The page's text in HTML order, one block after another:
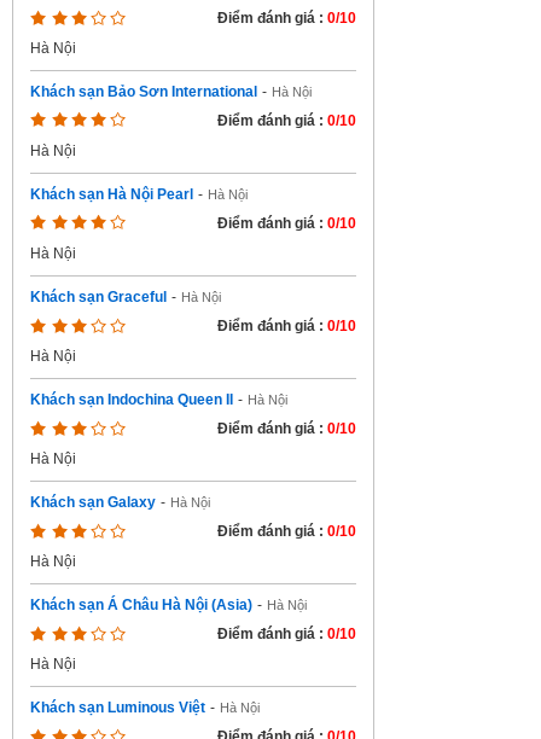
Điểm đánh giá : 0/10
Hà Nội
Khách sạn Bảo Sơn International - Hà Nội
Điểm đánh giá : 0/10
Hà Nội
Khách sạn Hà Nội Pearl - Hà Nội
Điểm đánh giá : 0/10
Hà Nội
Khách sạn Graceful - Hà Nội
Điểm đánh giá : 0/10
Hà Nội
Khách sạn Indochina Queen II - Hà Nội
Điểm đánh giá : 0/10
Hà Nội
Khách sạn Galaxy - Hà Nội
Điểm đánh giá : 0/10
Hà Nội
Khách sạn Á Châu Hà Nội (Asia) - Hà Nội
Điểm đánh giá : 0/10
Hà Nội
Khách sạn Luminous Việt - Hà Nội